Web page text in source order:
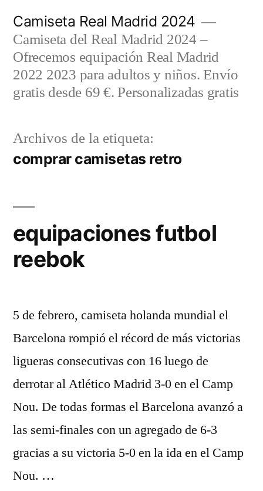
contenido
Camiseta Real Madrid 2024
Camiseta del Real Madrid 2024 –
Ofrecemos equipación Real Madrid
2022 2023 para adultos y niños. Envío
gratis desde 69 €. Personalizadas gratis
Archivos de la etiqueta:
comprar camisetas retro
equipaciones futbol
reebok
5 de febrero, camiseta holanda mundial el
Barcelona rompió el récord de más victorias
ligueras consecutivas con 16 luego de
derrotar al Atlético Madrid 3-0 en el Camp
Nou. De todas formas el Barcelona avanzó a
las semi-finales con un agregado de 6-3
gracias a su victoria 5-0 en la ida en el Camp
Nou. …